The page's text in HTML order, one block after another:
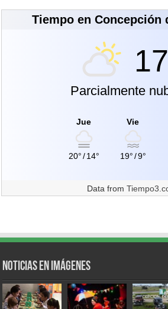
Tiempo en Concepción
Parcialmente
Jue
20°/14°
Vie
19°/9°
Data from
Noticias en Imágenes